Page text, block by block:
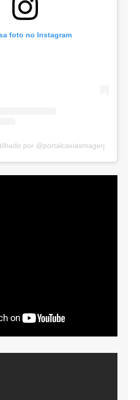
foto no Instagram
por @portalcaxiasmagerj